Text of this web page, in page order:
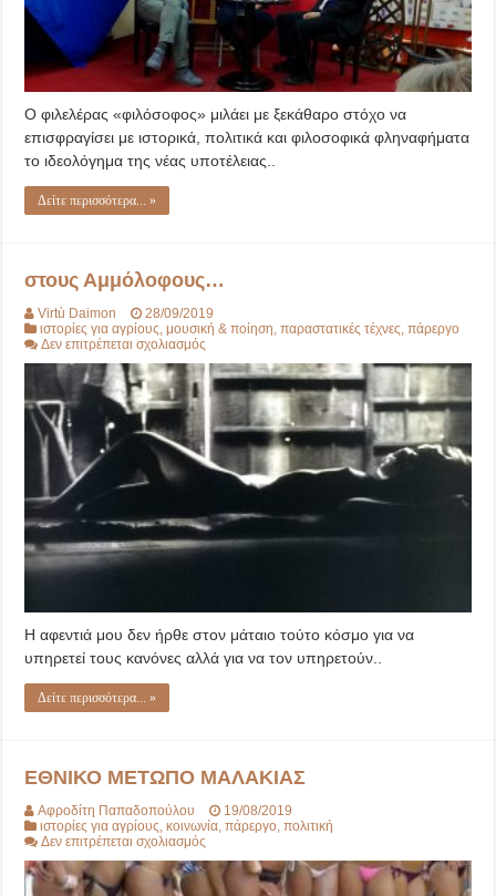
Ο φιλελέρας «φιλόσοφος» μιλάει με ξεκάθαρο στόχο να
επισφραγίσει με ιστορικά, πολιτικά και φιλοσοφικά φληναφήματα
το ιδεολόγημα της νέας υποτέλειας..
Δείτε περισσότερα... »
στους Αμμόλοφους…
Virtù Daimon
28/09/2019
ιστορίες για αγρίους,μουσική & ποίηση,παραστατικές τέχνες,πάρεργο
Δεν επιτρέπεται σχολιασμός
Αμμόλοφους…
Η αφεντιά μου δεν ήρθε στον μάταιο τούτο κόσμο για να
υπηρετεί τους κανόνες αλλά για να τον υπηρετούν..
Δείτε περισσότερα... »
ΕΘΝΙΚΟ ΜΕΤΩΠΟ ΜΑΛΑΚΙΑΣ
Αφροδίτη Παπαδοπούλου
19/08/2019
ιστορίες για αγρίους,κοινωνία,πάρεργο,πολιτική
Δεν επιτρέπεται σχολιασμός
ΜΕΤΩΠΟ
ΜΑΛΑΚΙΑΣ